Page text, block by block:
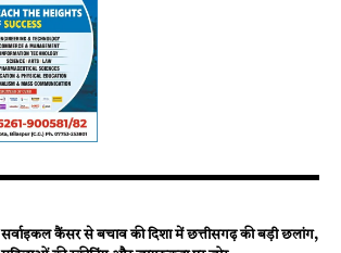
सर्वाइकल कैंसर से बचाव की दिशा में छत्तीसगढ़ की बड़ी छलांग,